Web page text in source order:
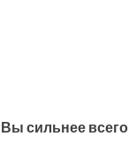
сильнее всего